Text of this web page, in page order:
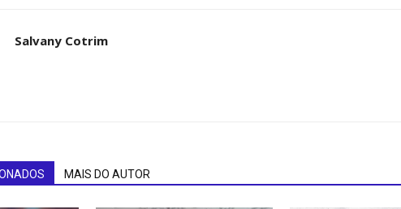
Salvany Cotrim
MAIS DO AUTOR